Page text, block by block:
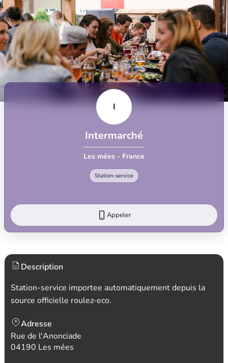
I
Intermarché
Les mées - France
Station-service
Appeler
Description
Station-service importee automatiquement depuis la
source officielle roulez-eco.
Adresse
Rue de l'Anonciade
04190 Les mées